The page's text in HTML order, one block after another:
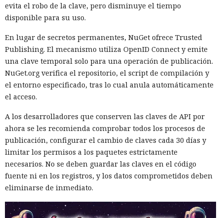
evita el robo de la clave, pero disminuye el tiempo
disponible para su uso.
En lugar de secretos permanentes, NuGet ofrece Trusted
Publishing. El mecanismo utiliza OpenID Connect y emite
una clave temporal solo para una operación de publicación.
NuGet.org verifica el repositorio, el script de compilación y
el entorno especificado, tras lo cual anula automáticamente
el acceso.
A los desarrolladores que conserven las claves de API por
ahora se les recomienda comprobar todos los procesos de
publicación, configurar el cambio de claves cada 30 días y
limitar los permisos a los paquetes estrictamente
necesarios. No se deben guardar las claves en el código
fuente ni en los registros, y los datos comprometidos deben
eliminarse de inmediato.